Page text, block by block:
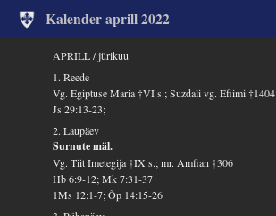
Kalender aprill 2022
APRILL / jürikuu
1. Reede
Vg. Egiptuse Maria †VI s.; Suzdali vg. Efiimi †1404
Js 29:13-23;
2. Laupäev
Surnute mäl.
Vg. Tiit Imetegija †IX s.; mr. Amfian †306
Hb 6:9-12; Mk 7:31-37
1Ms 12:1-7; Õp 14:15-26